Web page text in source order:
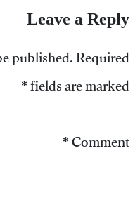
Leave a Reply
published.Required
fields are marked
*
Comment
*